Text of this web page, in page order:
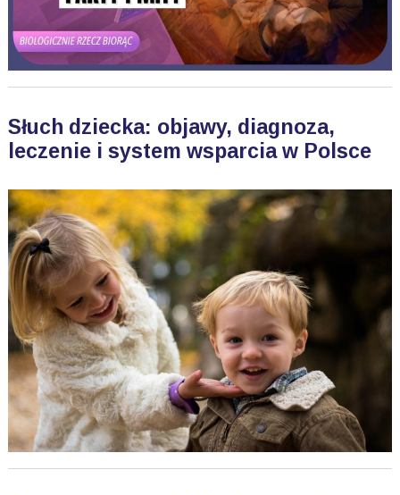
Słuch dziecka: objawy, diagnoza,
leczenie i system wsparcia w Polsce